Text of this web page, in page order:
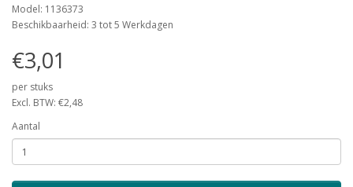
Model: 1136373
Beschikbaarheid: 3 tot 5 Werkdagen
€3,01
per stuks
Excl. BTW: €2,48
Aantal